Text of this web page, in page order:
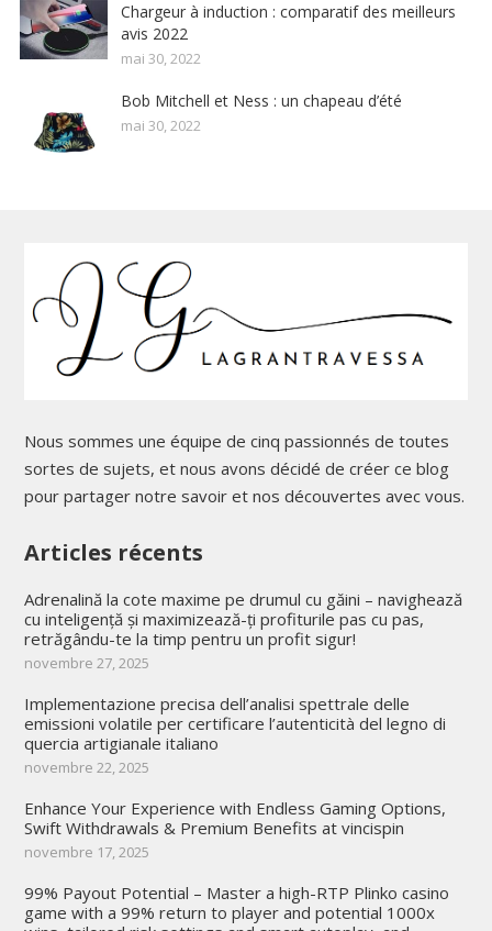
Chargeur à induction : comparatif des meilleurs
avis 2022
mai 30, 2022
Bob Mitchell et Ness : un chapeau d’été
mai 30, 2022
Nous sommes une équipe de cinq passionnés de toutes
sortes de sujets, et nous avons décidé de créer ce blog
pour partager notre savoir et nos découvertes avec vous.
Articles récents
Adrenalină la cote maxime pe drumul cu găini – navighează
cu inteligență și maximizează-ți profiturile pas cu pas,
retrăgându-te la timp pentru un profit sigur!
novembre 27, 2025
Implementazione precisa dell’analisi spettrale delle
emissioni volatile per certificare l’autenticità del legno di
quercia artigianale italiano
novembre 22, 2025
Enhance Your Experience with Endless Gaming Options,
Swift Withdrawals & Premium Benefits at vincispin
novembre 17, 2025
99% Payout Potential – Master a high-RTP Plinko casino
game with a 99% return to player and potential 1000x